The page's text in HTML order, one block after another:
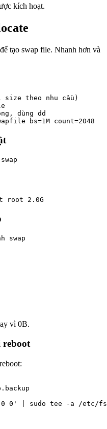
kích hoạt.
tạo swap file. Nhanh hơn và
size theo nhu cầu)
dùng dd
bs=1M count=2048
root 2.0G
swap
vì 0B.
reboot
0 0' | sudo tee -a /etc/